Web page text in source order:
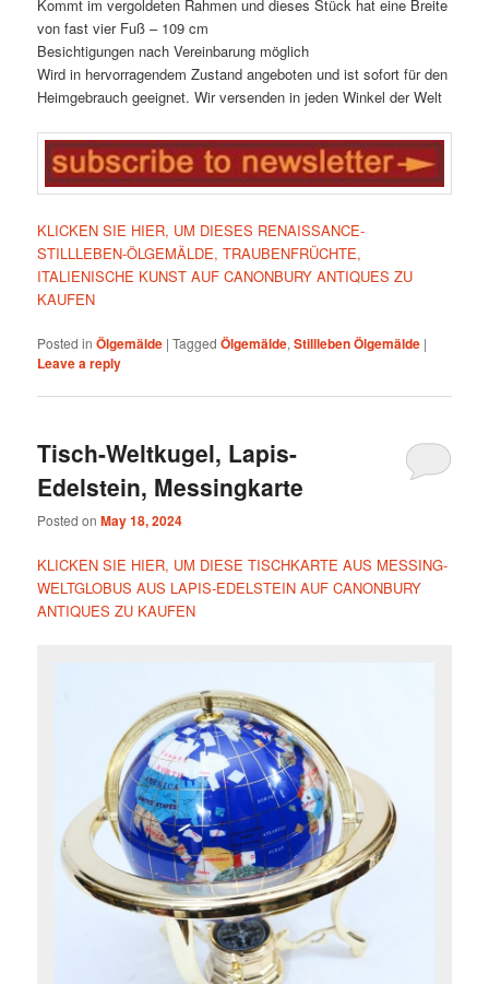
Kommt im vergoldeten Rahmen und dieses Stück hat eine Breite
von fast vier Fuß – 109 cm
Besichtigungen nach Vereinbarung möglich
Wird in hervorragendem Zustand angeboten und ist sofort für den
Heimgebrauch geeignet. Wir versenden in jeden Winkel der Welt
KLICKEN SIE HIER, UM DIESES RENAISSANCE-
STILLLEBEN-ÖLGEMÄLDE, TRAUBENFRÜCHTE,
ITALIENISCHE KUNST AUF CANONBURY ANTIQUES ZU
KAUFEN
Posted in Ölgemälde |Tagged Ölgemälde,Stillleben Ölgemälde |
Leave a reply
Tisch-Weltkugel, Lapis-
Edelstein, Messingkarte
Posted onMay 18, 2024
KLICKEN SIE HIER, UM DIESE TISCHKARTE AUS MESSING-
WELTGLOBUS AUS LAPIS-EDELSTEIN AUF CANONBURY
ANTIQUES ZU KAUFEN